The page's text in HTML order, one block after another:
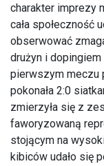
charakter imprezy
cała społeczność
obserwować
drużyn i
pierwszym meczu
pokonała 2:0
zmierzyła się z
faworyzowaną
stojącym na
kibiców udało się